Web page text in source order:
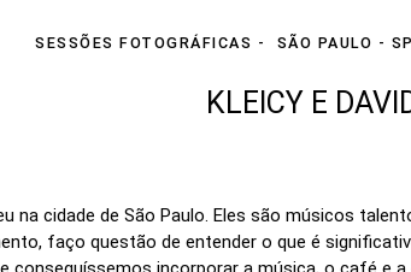
SESSÕES FOTOGRÁFICAS SÃO PAULO - SP
KLEICY E
na cidade de São Paulo. Eles são músicos
faço questão de entender o que é